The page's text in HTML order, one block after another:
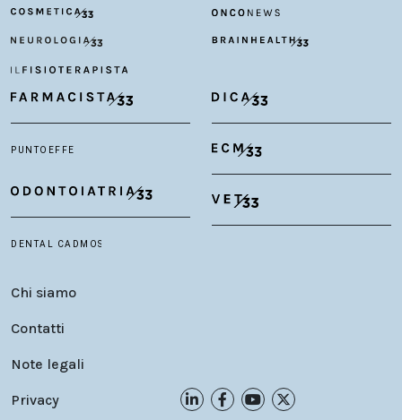
Chi siamo
Contatti
Note legali
Privacy